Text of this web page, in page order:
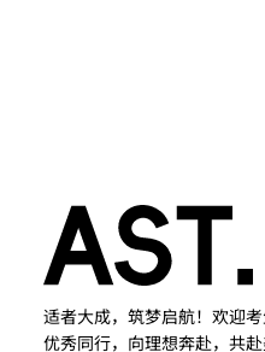
适者大成，筑梦启航！欢迎
优秀同行，向理想奔赴，共